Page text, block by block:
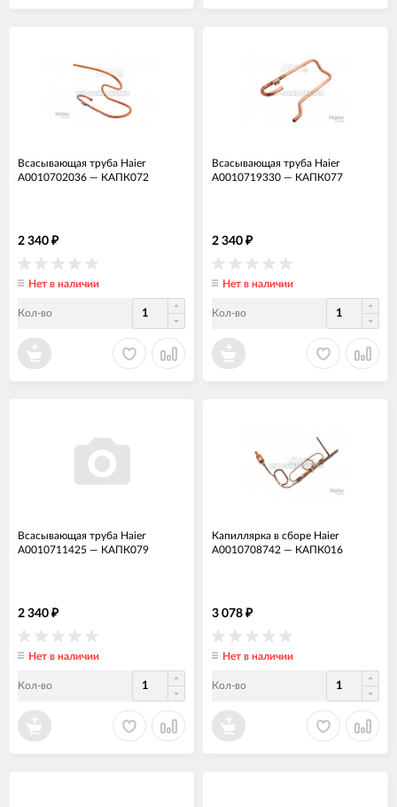
Всасывающая труба Haier
A0010702036 — КАПК072
2 340 ₽
Нет в наличии
Кол-во
Всасывающая труба Haier
A0010719330 — КАПК077
2 340 ₽
Нет в наличии
Кол-во
Всасывающая труба Haier
A0010711425 — КАПК079
2 340 ₽
Нет в наличии
Кол-во
Капиллярка в сборе Haier
A0010708742 — КАПК016
3 078 ₽
Нет в наличии
Кол-во